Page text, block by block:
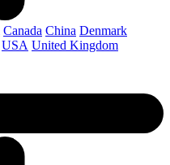
Canada China Denmark
USA United Kingdom